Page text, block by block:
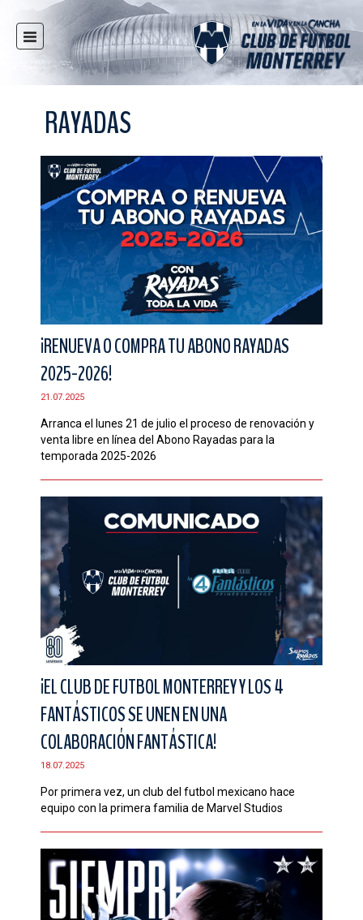
INICIO
NOTICIAS
RAYADOS
RAYADAS
FUERZAS BÁSICAS
RESPONSABILIDAD SOCIAL
TIENDA
ESTADIO
PRENSA
CONTACTO
RAYADAS
¡RENUEVA O COMPRA TU ABONO RAYADAS
2025-2026!
21.07.2025
Arranca el lunes 21 de julio el proceso de renovación y
venta libre en línea del Abono Rayadas para la
temporada 2025-2026
¡EL CLUB DE FUTBOL MONTERREY Y LOS 4
FANTÁSTICOS SE UNEN EN UNA
COLABORACIÓN FANTÁSTICA!
18.07.2025
Por primera vez, un club del futbol mexicano hace
equipo con la primera familia de Marvel Studios